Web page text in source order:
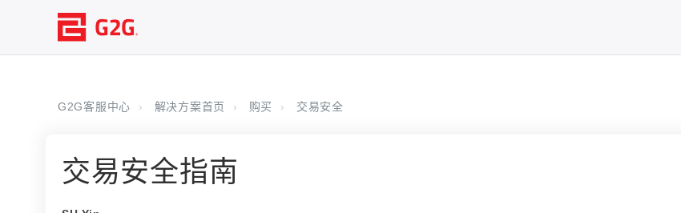
G2G客服中心 解决方案首页 购买 交易安全
交易安全指南